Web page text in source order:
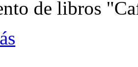
de libros